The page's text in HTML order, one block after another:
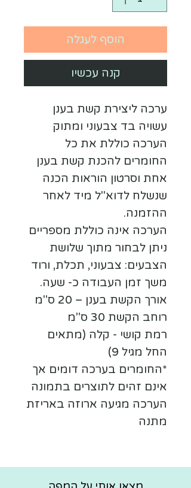
הוסף לעגלה
קנה עכשיו
ערכה ליצירת קשת בענן
עשויה בד צבעוני ומתוק
הערכה כוללת את כל
החומרים להכנת קשת בענן
אחת וסרטון הוראות הכנה
שנשלח לדוא"ל מיד לאחר
ההזמנה.
הערכה אינה כוללת מספריים
ניתן לבחור מתוך שלושת
הצבעים: צבעוני, תכלת, ורוד
משך זמן העבודה כ- שעה.
אורך הקשת בענן – 20 ס"מ
רוחב הקשת 30 ס"מ
רמת קושי - קלה (מתאים
החל מגיל 9)
*החומרים בערכה דומים אך
אינם זהים לתוצרים בתמונה
הערכה מגיעה ארוזה באריזת
מתנה